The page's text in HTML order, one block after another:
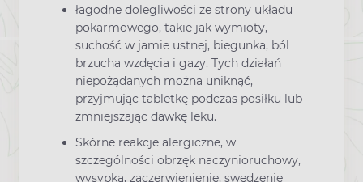
łagodne dolegliwości ze strony układu
pokarmowego, takie jak wymioty,
suchość w jamie ustnej, biegunka, ból
brzucha wzdęcia i gazy. Tych działań
niepożądanych można uniknąć,
przyjmując tabletkę podczas posiłku lub
zmniejszając dawkę leku.
Skórne reakcje alergiczne, w
szczególności obrzęk naczynioruchowy,
wysypka, zaczerwienienie, swędzenie